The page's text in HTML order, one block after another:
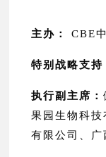
主办： CBE
特别战略支持
执行副主席：
果园生物科技
有限公司、广